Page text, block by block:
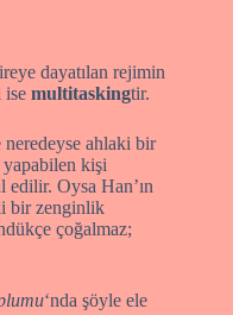
dayatılan rejimin
ise multitaskingtir.
ahlaki bir
kişi
edilir. Oysa Han’ın
bir zenginlik
çoğalmaz;
‘nda şöyle ele